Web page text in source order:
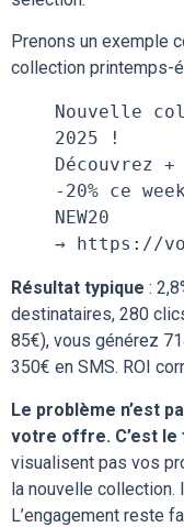
Prenons un exemple
collection printemps-
Nouvelle
2025 !
Découvrez
-20% ce
NEW20
→ https://
Résultat typique :
destinataires, 280
85€), vous générez
350€ en SMS. ROI
Le problème n’est
votre offre. C’est
visualisent pas vos
la nouvelle collection.
L’engagement reste